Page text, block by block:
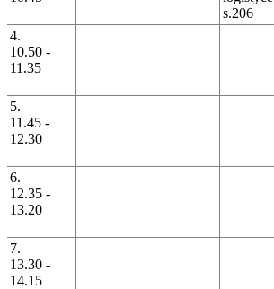
s.206
4.
10.50 -
11.35
5.
11.45 -
12.30
6.
12.35 -
13.20
7.
13.30 -
14.15